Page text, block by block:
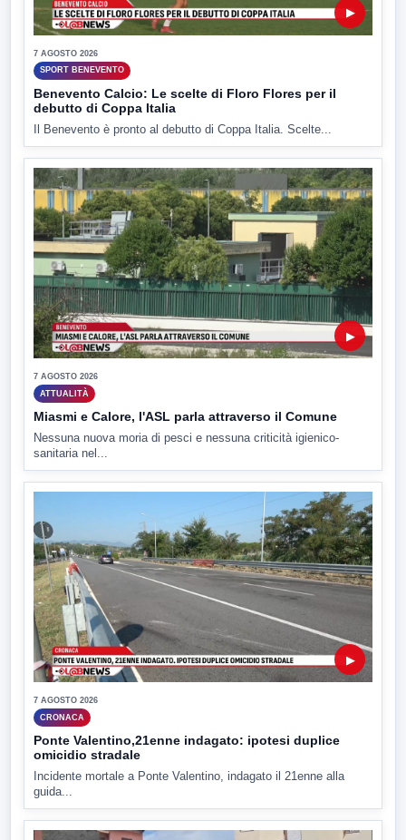
▶
7 AGOSTO 2026
SPORT BENEVENTO
Benevento Calcio: Le scelte di Floro Flores per il
debutto di Coppa Italia
Il Benevento è pronto al debutto di Coppa Italia. Scelte...
▶
7 AGOSTO 2026
ATTUALITÀ
Miasmi e Calore, l'ASL parla attraverso il Comune
Nessuna nuova moria di pesci e nessuna criticità igienico-
sanitaria nel...
▶
7 AGOSTO 2026
CRONACA
Ponte Valentino,21enne indagato: ipotesi duplice
omicidio stradale
Incidente mortale a Ponte Valentino, indagato il 21enne alla
guida...